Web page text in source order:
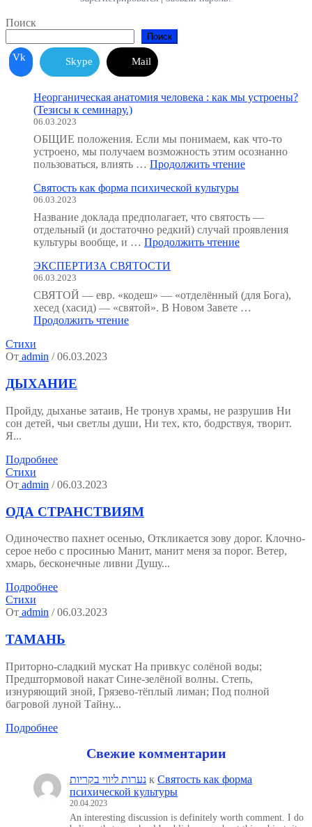
Поиск
Поиск
Vk Skype Mail
Неорганическая анатомия человека : как мы устроены?
(Тезисы к семинару.)
06.03.2023
ОБЩИЕ положения. Если мы понимаем, как что-то
устроено, мы получаем возможность этим осознанно
пользоваться, влиять … Продолжить чтение
как
мы
Святость как форма психической культуры
06.03.2023
Название доклада предполагает, что святость —
отдельный (и достаточно редкий) случай проявления
культуры вообще, и … Продолжить чтение"Святость
культуры"
ЭКСПЕРТИЗА СВЯТОСТИ
06.03.2023
СВЯТОЙ — евр. «кодеш» — «отделённый (для Бога),
хесед (хасид) — «святой». В Новом Завете …
Продолжить чтение"ЭКСПЕРТИЗА
Стихи
От admin / 06.03.2023
ДЫХАНИЕ
Пройду, дыханье затаив, Не тронув храмы, не разрушив Ни
сон детей, чьи светлы души, Ни тех, кто, бодрствуя, творит.
Я...
Подробнее
Стихи
От admin / 06.03.2023
ОДА СТРАНСТВИЯМ
Одиночество пахнет осенью, Откликается зову дорог. Клочно-
серое небо с просинью Манит, манит меня за порог. Ветер,
хмарь, бесконечные ливни Душу...
Подробнее
Стихи
От admin / 06.03.2023
ТАМАНЬ
Приторно-сладкий мускат На привкус солёной воды;
Предштормовой накат Сине-зелёной волны. Степь,
изнуряющий зной, Грязево-тёплый лиман; Под полной
багровой луной Тайну...
Подробнее
Свежие комментарии
נערות ליווי בקריות к Святость как форма
психической культуры
20.04.2023
An interesting discussion is definitely worth comment. I do